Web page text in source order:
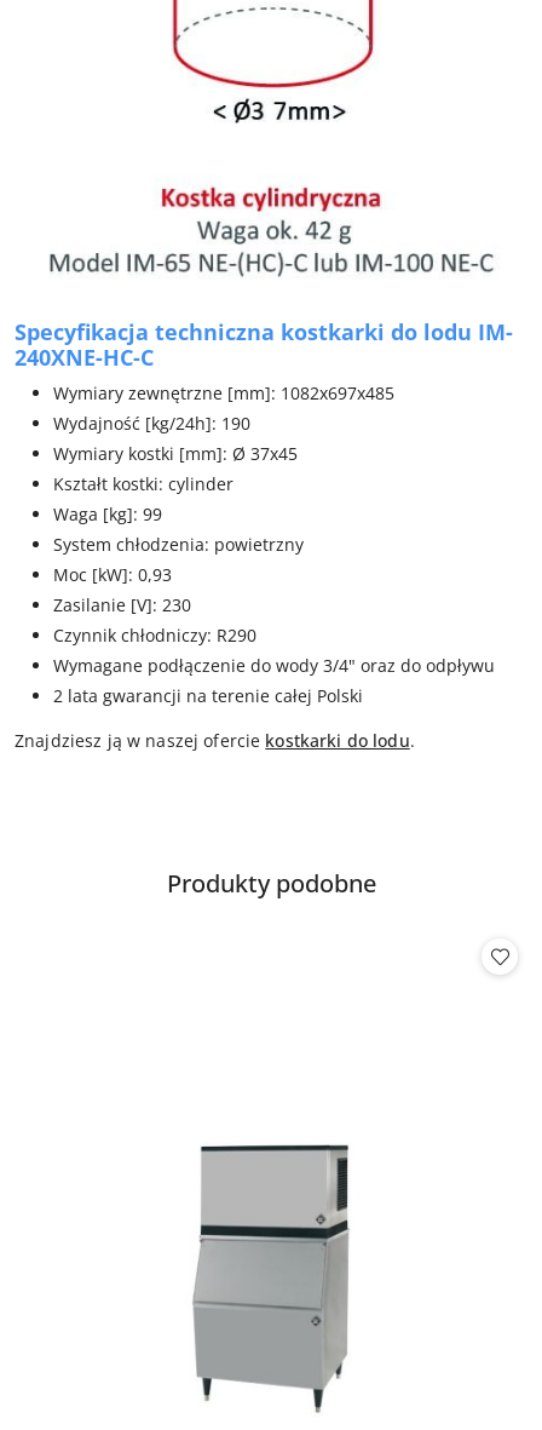
Specyfikacja techniczna kostkarki do lodu IM-
240XNE-HC-C
Wymiary zewnętrzne [mm]: 1082x697x485
Wydajność [kg/24h]: 190
Wymiary kostki [mm]: Ø 37x45
Kształt kostki: cylinder
Waga [kg]: 99
System chłodzenia: powietrzny
Moc [kW]: 0,93
Zasilanie [V]: 230
Czynnik chłodniczy: R290
Wymagane podłączenie do wody 3/4" oraz do odpływu
2 lata gwarancji na terenie całej Polski
Znajdziesz ją w naszej ofercie kostkarki do lodu.
Pomiń karuzelę produktów
Produkty
Produkty podobne